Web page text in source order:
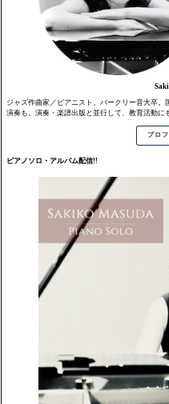
ジャズ作曲家／ピアニスト。バークリー音大卒
演奏も。演奏・楽譜出版と並行して、教育活動に
プロ
ピアノソロ・アルバム配信!!